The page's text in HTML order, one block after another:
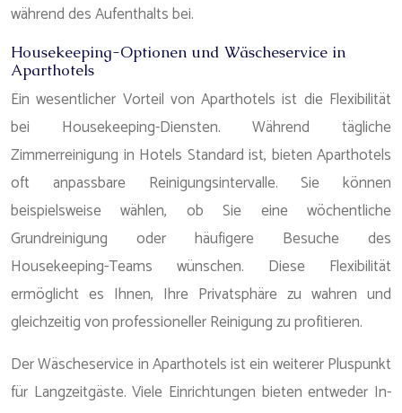
während des Aufenthalts bei.
Housekeeping-Optionen und Wäscheservice in
Aparthotels
Ein wesentlicher Vorteil von Aparthotels ist die Flexibilität
bei Housekeeping-Diensten. Während tägliche
Zimmerreinigung in Hotels Standard ist, bieten Aparthotels
oft anpassbare Reinigungsintervalle. Sie können
beispielsweise wählen, ob Sie eine wöchentliche
Grundreinigung oder häufigere Besuche des
Housekeeping-Teams wünschen. Diese Flexibilität
ermöglicht es Ihnen, Ihre Privatsphäre zu wahren und
gleichzeitig von professioneller Reinigung zu profitieren.
Der Wäscheservice in Aparthotels ist ein weiterer Pluspunkt
für Langzeitgäste. Viele Einrichtungen bieten entweder In-